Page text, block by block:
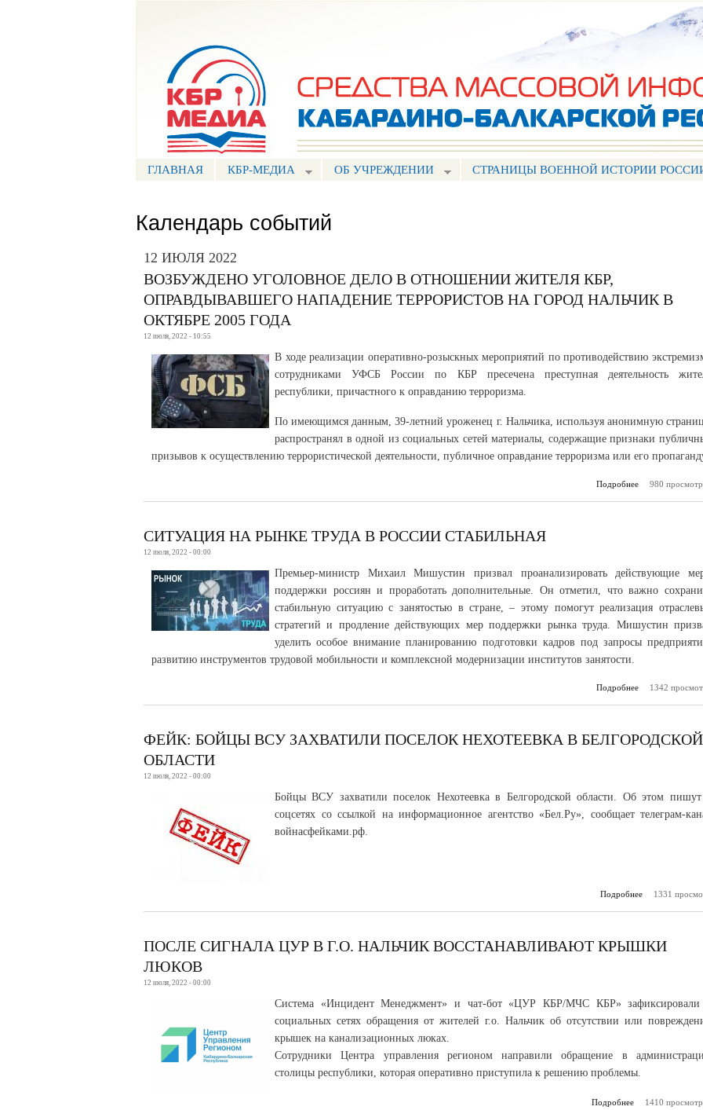
ГЛАВНАЯ КБР-МЕДИА ОБ УЧРЕЖДЕНИИ СТРАНИЦЫ ВОЕННОЙ ИСТОРИИ
Календарь событий
12 ИЮЛЯ 2022
ВОЗБУЖДЕНО УГОЛОВНОЕ ДЕЛО В ОТНОШЕНИИ ЖИТЕЛЯ КБР,
ОПРАВДЫВАВШЕГО НАПАДЕНИЕ ТЕРРОРИСТОВ НА ГОРОД НАЛЬЧИК В
ОКТЯБРЕ 2005 ГОДА
12 июля, 2022 - 10:55
В ходе реализации оперативно-розыскных мероприятий по противодействию
сотрудниками УФСБ России по КБР пресечена преступная деятельность
республики, причастного к оправданию терроризма.
По имеющимся данным, 39-летний уроженец г. Нальчика, используя анонимную
распространял в одной из социальных сетей материалы, содержащие признаки
призывов к осуществлению террористической деятельности, публичное оправдание терроризма или его
Подробнее
о
980
СИТУАЦИЯ НА РЫНКЕ ТРУДА В РОССИИ СТАБИЛЬНАЯ
12 июля, 2022 - 00:00
Премьер-министр Михаил Мишустин призвал проанализировать действующие
поддержки россиян и проработать дополнительные. Он отметил, что важно
стабильную ситуацию с занятостью в стране, – этому помогут реализация
стратегий и продление действующих мер поддержки рынка труда. Мишустин
уделить особое внимание планированию подготовки кадров под запросы
развитию инструментов трудовой мобильности и комплексной модернизации институтов занятости.
Подробнее
о Ситуация
1342
ФЕЙК: БОЙЦЫ ВСУ ЗАХВАТИЛИ ПОСЕЛОК НЕХОТЕЕВКА В БЕЛГОРОДСКОЙ
ОБЛАСТИ
12 июля, 2022 - 00:00
Бойцы ВСУ захватили поселок Нехотеевка в Белгородской области. Об этом
соцсетях со ссылкой на информационное агентство «Бел.Ру», сообщает телеграм-
войнасфейками.рф.
Подробнее
о Фейк:
1331
ПОСЛЕ СИГНАЛА ЦУР В Г.О. НАЛЬЧИК ВОССТАНАВЛИВАЮТ КРЫШКИ
ЛЮКОВ
12 июля, 2022 - 00:00
Система «Инцидент Менеджмент» и чат-бот «ЦУР КБР/МЧС КБР»
социальных сетях обращения от жителей г.о. Нальчик об отсутствии или
крышек на канализационных люках.
Сотрудники Центра управления регионом направили обращение в
столицы республики, которая оперативно приступила к решению проблемы.
Подробнее
о После
1410